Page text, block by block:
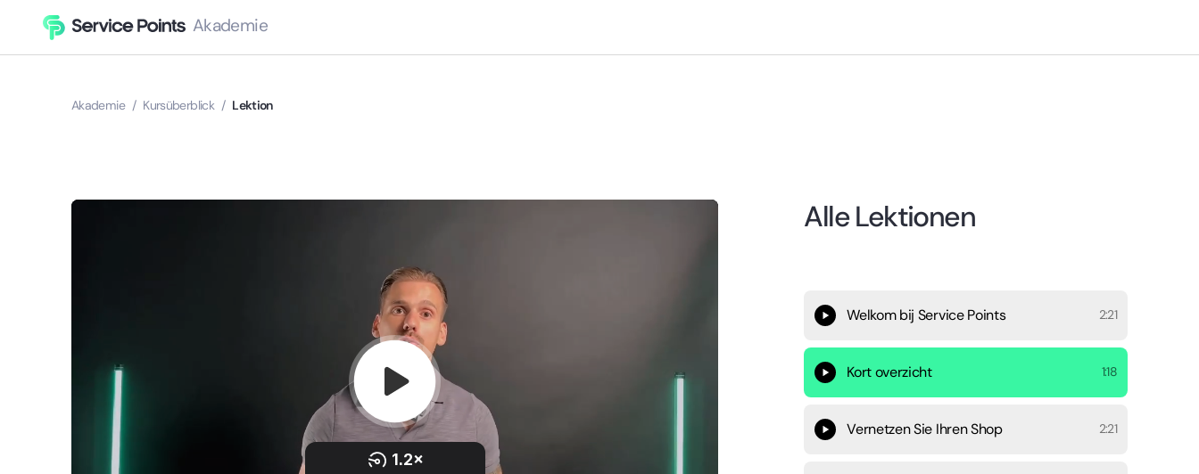
Akademie
Akademie / Kursüberblick / Lektion
Alle Lektionen
Welkom bij Service Points 2:21
Kort overzicht 1:18
Vernetzen Sie Ihren Shop 2:21